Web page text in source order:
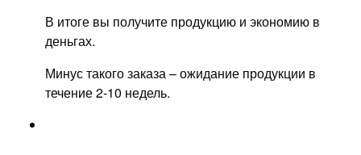
В итоге вы получите продукцию и экономию в
деньгах.
Минус такого заказа – ожидание продукции в
течение 2-10 недель.